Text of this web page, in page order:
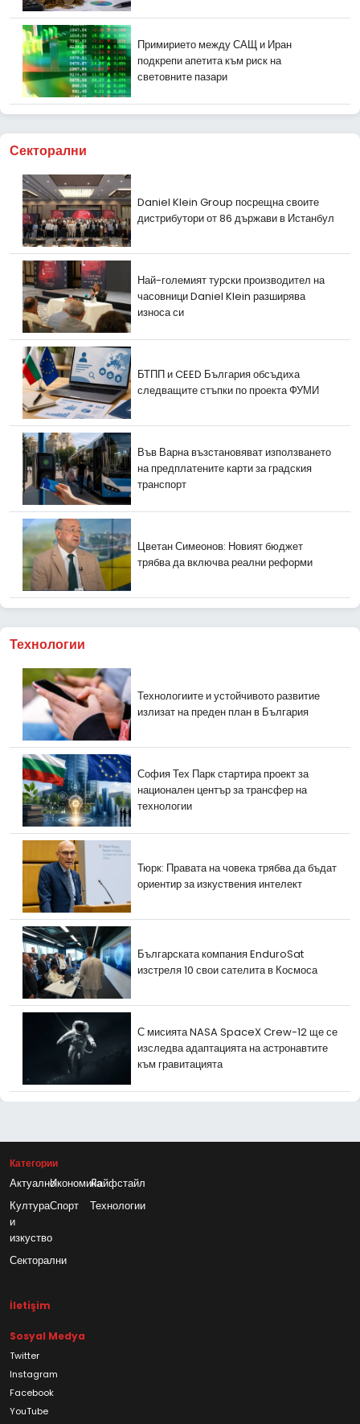
Примирието между САЩ и Иран
подкрепи апетита към риск на
световните пазари
Секторални
Daniel Klein Group посрещна своите
дистрибутори от 86 държави в Истанбул
Най-големият турски производител на
часовници Daniel Klein разширява
износа си
БТПП и CEED България обсъдиха
следващите стъпки по проекта ФУМИ
Във Варна възстановяват използването
на предплатените карти за градския
транспорт
Цветан Симеонов: Новият бюджет
трябва да включва реални реформи
Технологии
Технологиите и устойчивото развитие
излизат на преден план в България
София Тех Парк стартира проект за
национален център за трансфер на
технологии
Тюрк: Правата на човека трябва да бъдат
ориентир за изкуствения интелект
Българската компания EnduroSat
изстреля 10 свои сателита в Космоса
С мисията NASA SpaceX Crew-12 ще се
изследва адаптацията на астронавтите
към гравитацията
Категории
АктуалноИкономикаЛайфстайл
Култура
и
изкуство
Спорт Технологии
Секторални
İletişim
Sosyal Medya
Twitter
Instagram
Facebook
YouTube